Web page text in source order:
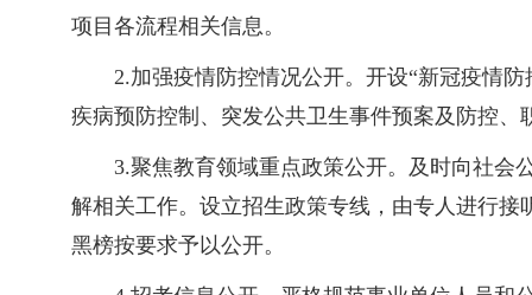
项目各流程相关信息。
2.加强疫情防控情况公开。开设“新冠疫情
疾病预防控制、突发公共卫生事件预案及防控
3.聚焦教育领域重点政策公开。及时向社会
解相关工作。设立招生政策专线，由专人进行
黑榜按要求予以公开。